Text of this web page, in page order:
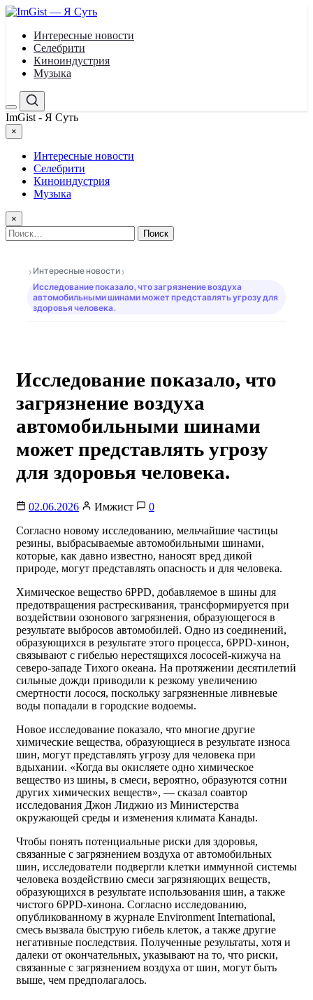
Перейти
содержимому
Интересные новости
Селебрити
Киноиндустрия
Музыка
МенюПоиск
ImGist - Я Суть
×
Закрыть
менюИнтересные новости
Селебрити
Киноиндустрия
Музыка
×
Найти:
› Интересные новости ›
Исследование показало, что загрязнение воздуха
автомобильными шинами может представлять угрозу для
здоровья человека.
Исследование показало, что
загрязнение воздуха
автомобильными шинами
может представлять угрозу
для здоровья человека.
02.06.2026 Имжист
0
Согласно новому исследованию, мельчайшие частицы
резины, выбрасываемые автомобильными шинами,
которые, как давно известно, наносят вред дикой
природе, могут представлять опасность и для человека.
Химическое вещество 6PPD, добавляемое в шины для
предотвращения растрескивания, трансформируется при
воздействии озонового загрязнения, образующегося в
результате выбросов автомобилей. Одно из соединений,
образующихся в результате этого процесса, 6PPD-хинон,
связывают с гибелью нерестящихся лососей-кижуча на
северо-западе Тихого океана. На протяжении десятилетий
сильные дожди приводили к резкому увеличению
смертности лосося, поскольку загрязненные ливневые
воды попадали в городские водоемы.
Новое исследование показало, что многие другие
химические вещества, образующиеся в результате износа
шин, могут представлять угрозу для человека при
вдыхании. «Когда вы окисляете одно химическое
вещество из шины, в смеси, вероятно, образуются сотни
других химических веществ», — сказал соавтор
исследования Джон Лиджио из Министерства
окружающей среды и изменения климата Канады.
Чтобы понять потенциальные риски для здоровья,
связанные с загрязнением воздуха от автомобильных
шин, исследователи подвергли клетки иммунной системы
человека воздействию смеси загрязняющих веществ,
образующихся в результате использования шин, а также
чистого 6PPD-хинона. Согласно исследованию,
опубликованному в журнале Environment International,
смесь вызвала быструю гибель клеток, а также другие
негативные последствия. Полученные результаты, хотя и
далеки от окончательных, указывают на то, что риски,
связанные с загрязнением воздуха от шин, могут быть
выше, чем предполагалось.